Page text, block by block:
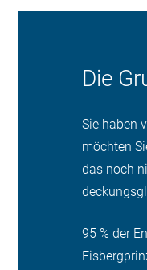
Die
Sie haben
möchten
das noch
95 % der